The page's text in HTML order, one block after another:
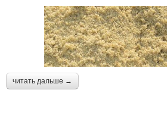
читать дальше →